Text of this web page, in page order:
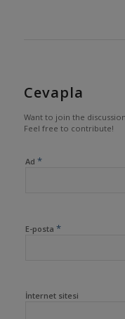
Cevapla
Want to join the
Feel free to contribute!
Ad *
E-posta *
İnternet sitesi